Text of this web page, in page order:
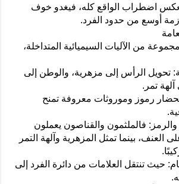
اضطراب الواقع كله، فيغدو خوف
أوسع من حدود الفرد.
من الآليات السيميائية المتداخلة،
تحويل الرأس إلى مزهرية، والوطن إلى
تمر.
رموز وموروثات معروفة تمنح
والرمز: فالملثمون والقناصون يعملون
بينما تمثل المزهرية وآلهة التمر
حيث تنتقل العلامات من دائرة الفرد إلى